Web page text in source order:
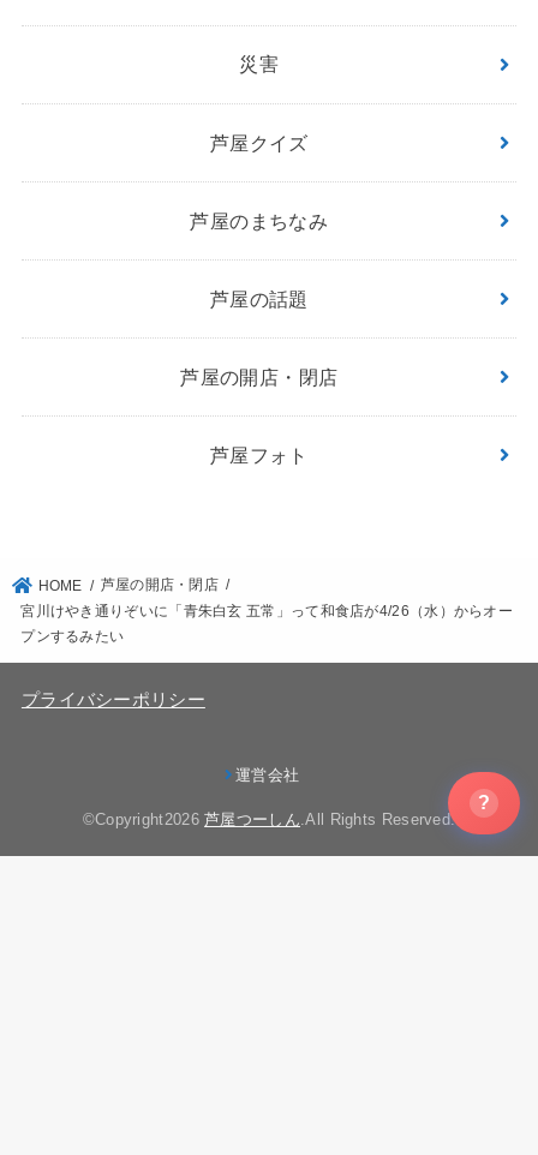
災害
芦屋クイズ
芦屋のまちなみ
芦屋の話題
芦屋の開店・閉店
芦屋フォト
HOME
芦屋の開店・閉店
宮川けやき通りぞいに「青朱白玄 五常」って和食店が4/26（水）からオー
プンするみたい
プライバシーポリシー
運営会社
©Copyright2026芦屋つーしん .All Rights Reserved.
?